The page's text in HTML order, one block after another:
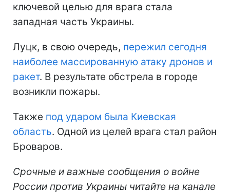
ключевой целью для врага стала
западная часть Украины.
Луцк, в свою очередь, пережил сегодня
наиболее массированную атаку дронов и
ракет. В результате обстрела в городе
возникли пожары.
Также под ударом была Киевская
область. Одной из целей врага стал район
Броваров.
Срочные и важные сообщения о войне
России против Украины читайте на канале